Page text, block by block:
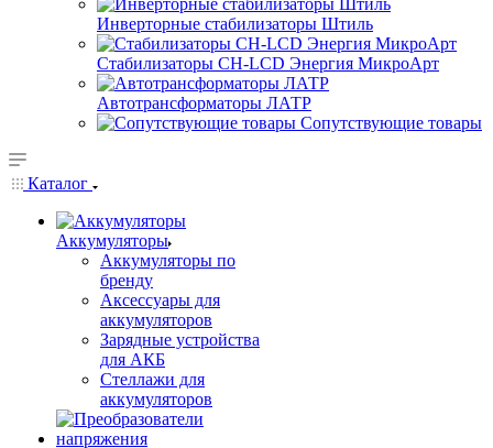
Инверторные стабилизаторы Штиль
Стабилизаторы СН-LCD Энepгия МикроАрт
Автотрансформаторы ЛАТР
Сопутствующие товары
Каталог
Аккумуляторы
Аккумуляторы по
бренду
Аксессуары для
аккумуляторов
Зарядные устройства
для АКБ
Стеллажи для
аккумуляторов